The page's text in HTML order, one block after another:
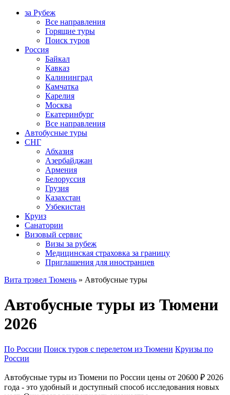
за Рубеж
Все направления
Горящие туры
Поиск туров
Россия
Байкал
Кавказ
Калининград
Камчатка
Карелия
Москва
Екатеринбург
Все направления
Автобусные туры
СНГ
Абхазия
Азербайджан
Армения
Белоруссия
Грузия
Казахстан
Узбекистан
Круиз
Санатории
Визовый сервис
Визы за рубеж
Медицинская страховка за границу
Приглашения для иностранцев
Вита трэвел Тюмень » Автобусные туры
Автобусные туры из Тюмени
2026
По России Поиск туров с перелетом из Тюмени Круизы по
России
Автобусные туры из Тюмени по России цены от 20600 ₽ 2026
года - это удобный и доступный способ исследования новых